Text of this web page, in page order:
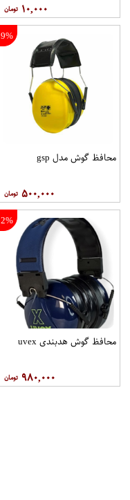
۱۰,۰۰۰
9%
محافظ گوش مدل gsp
۵۰۰,۰۰۰
2%
محافظ گوش هدبندی uvex
۹۸۰,۰۰۰